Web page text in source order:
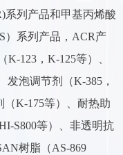
系列产品和甲基丙烯酸
）系列产品，ACR产
123，K-125等）、
发泡调节剂（K-385，
（K-175等）、耐热助
S800等）、非透明抗
树脂（AS-869